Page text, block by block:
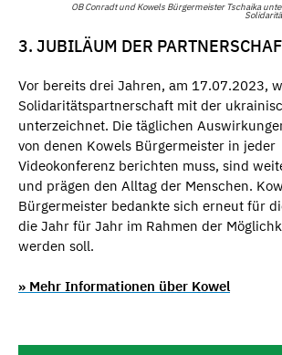
OB Conradt und Kowels Bürgermeister Tschaika
3. JUBILÄUM DER
Vor bereits drei Jahren, am 17.07.2023,
Solidaritätspartnerschaft mit der
unterzeichnet. Die täglichen
von denen Kowels Bürgermeister in jeder
Videokonferenz berichten muss, sind
und prägen den Alltag der Menschen.
Bürgermeister bedankte sich erneut für
die Jahr für Jahr im Rahmen der
werden soll.
» Mehr Informationen über Kowel